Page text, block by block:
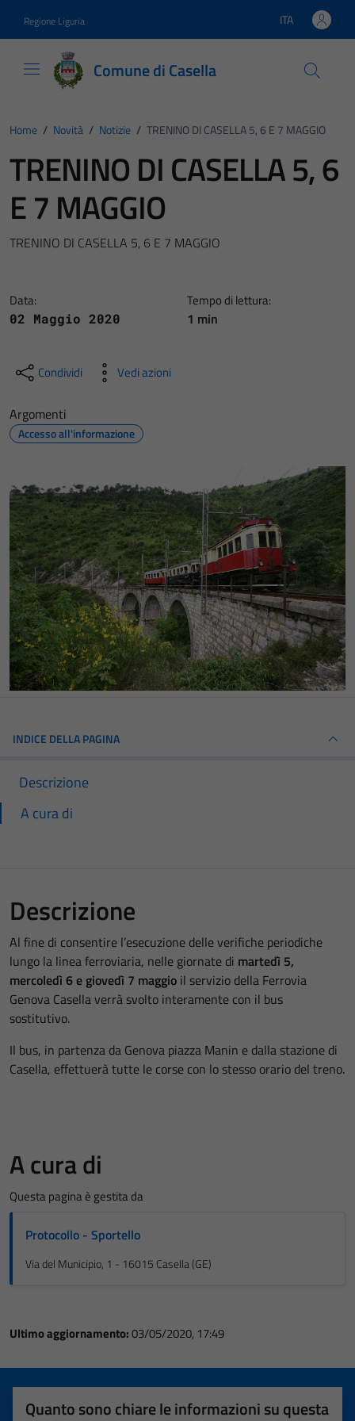
Regione Liguria Lingua attiva:
ITA
Comune di Casella
Home / Novità / Notizie / TRENINO DI CASELLA 5, 6 E 7 MAGGIO
TRENINO DI CASELLA 5, 6
E 7 MAGGIO
TRENINO DI CASELLA 5, 6 E 7 MAGGIO
Data:
02 Maggio 2020
Tempo di lettura:
1 min
Condividi Vedi azioni
Argomenti
Accesso all'informazione
INDICE DELLA PAGINA
Descrizione
A cura di
Descrizione
Al fine di consentire l’esecuzione delle verifiche periodiche
lungo la linea ferroviaria, nelle giornate di martedì 5,
mercoledì 6 e giovedì 7 maggio il servizio della Ferrovia
Genova Casella verrà svolto interamente con il bus
sostitutivo.
Il bus, in partenza da Genova piazza Manin e dalla stazione di
Casella, effettuerà tutte le corse con lo stesso orario del treno.
A cura di
Questa pagina è gestita da
Protocollo - Sportello
Via del Municipio, 1 - 16015 Casella (GE)
Ultimo aggiornamento:03/05/2020, 17:49
Quanto sono chiare le informazioni su questa